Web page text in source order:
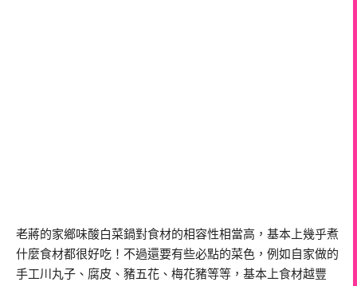
老蔣的家鄉味酸白菜鍋對食材的相容性相當高，基本上幾乎煮
什麼食材都很好吃！不過還要有些必點的菜色，例如自家做的
手工川丸子、腐皮、豬五花、梅花豬等等，基本上食材越豐